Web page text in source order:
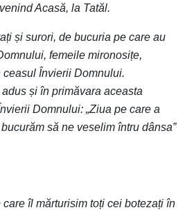
Acasă, la Tatăl.
și surori, de bucuria pe care au
femeile mironosițe,
Învierii Domnului.
și în primăvara aceasta
Domnului: „Ziua pe care a
să ne veselim întru dânsa”
îl mărturisim toți cei botezați în